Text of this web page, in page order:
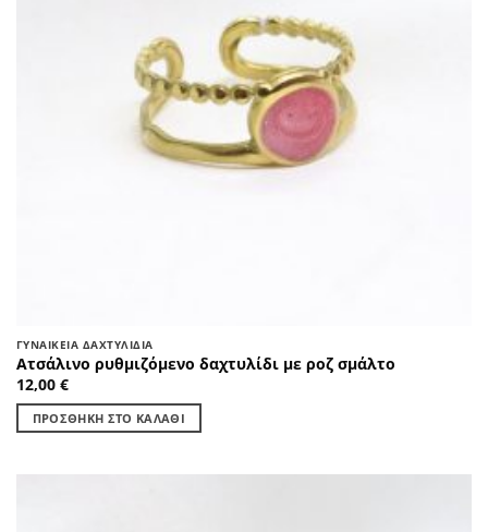
ΓΥΝΑΙΚΕΊΑ ΔΑΧΤΥΛΊΔΙΑ
Ατσάλινο ρυθμιζόμενο δαχτυλίδι με ροζ σμάλτο
12,00 €
ΠΡΟΣΘΉΚΗ ΣΤΟ ΚΑΛΆΘΙ